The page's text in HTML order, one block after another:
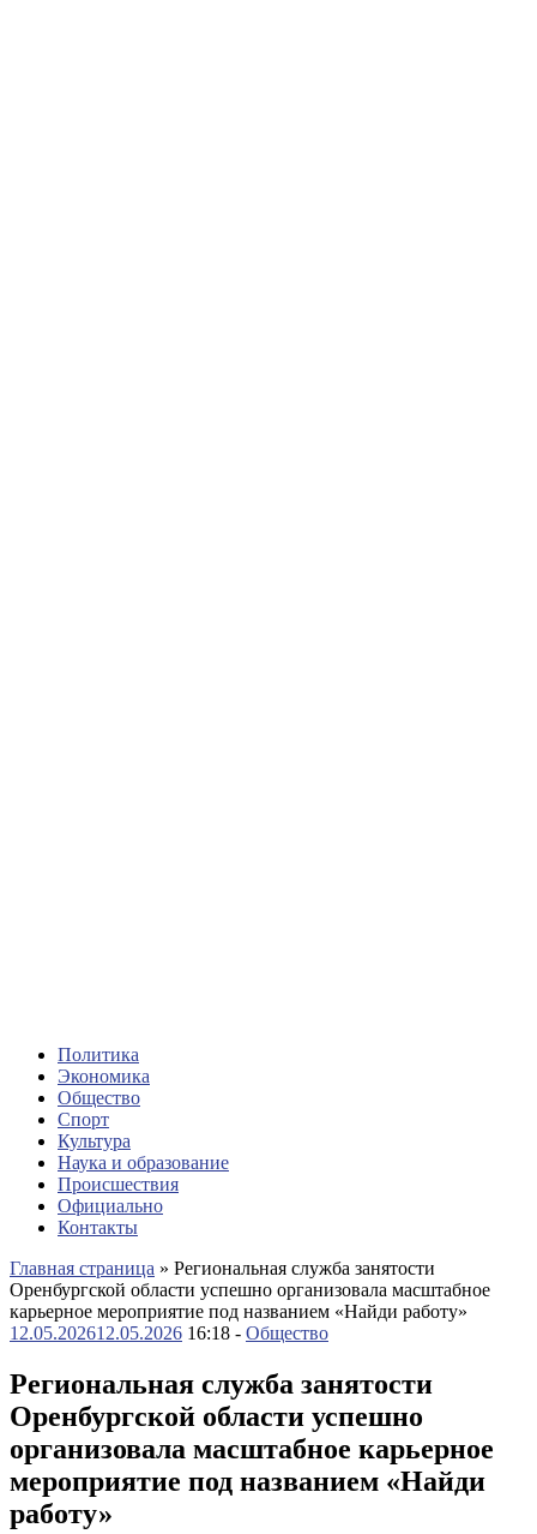
Политика
Экономика
Общество
Спорт
Культура
Наука и образование
Происшествия
Официально
Контакты
Главная страница » Региональная служба занятости
Оренбургской области успешно организовала масштабное
карьерное мероприятие под названием «Найди работу»
12.05.202612.05.2026 16:18 - Общество
Региональная служба занятости
Оренбургской области успешно
организовала масштабное карьерное
мероприятие под названием «Найди
работу»